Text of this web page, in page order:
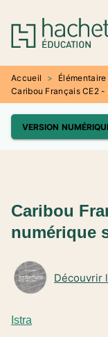
MENU
PIED DE PAGE
Accueil > Élémentaire
Caribou Français CE2
VERSION
Istra
Découvrir
Caribou
numérique